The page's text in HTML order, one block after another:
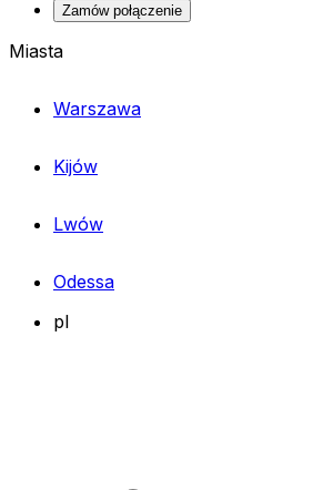
Zamów połączenie
Miasta
Warszawa
Kijów
Lwów
Odessa
pl